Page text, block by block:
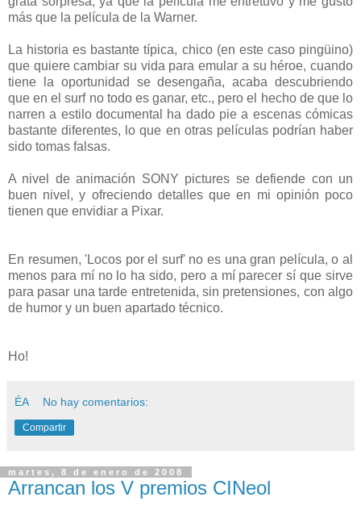
más que la película de la Warner.
La historia es bastante típica, chico (en este caso pingüino)
que quiere cambiar su vida para emular a su héroe, cuando
tiene la oportunidad se desengaña, acaba descubriendo
que en el surf no todo es ganar, etc., pero el hecho de que lo
narren a estilo documental ha dado pie a escenas cómicas
bastante diferentes, lo que en otras películas podrían haber
sido tomas falsas.
A nivel de animación SONY pictures se defiende con un
buen nivel, y ofreciendo detalles que en mi opinión poco
tienen que envidiar a Pixar.
En resumen, 'Locos por el surf' no es una gran película, o al
menos para mí no lo ha sido, pero a mí parecer sí que sirve
para pasar una tarde entretenida, sin pretensiones, con algo
de humor y un buen apartado técnico.
Ho!
ÉA No hay comentarios:
Compartir
martes, 8 de enero de 2008
Arrancan los V premios CINeol